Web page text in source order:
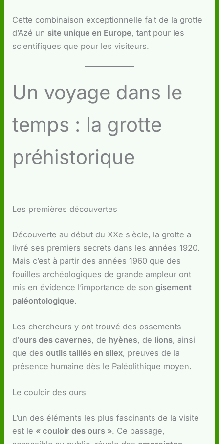
Cette combinaison exceptionnelle fait de la grotte
d’Azé un site unique en Europe, tant pour les
scientifiques que pour les visiteurs.
Un voyage dans le
temps : la grotte
préhistorique
Les premières découvertes
Découverte au début du XXe siècle, la grotte a
livré ses premiers secrets dans les années 1920.
Mais c’est à partir des années 1960 que des
fouilles archéologiques de grande ampleur ont
mis en évidence l’importance de songisement
paléontologique.
Les chercheurs y ont trouvé des ossements
d’ours des cavernes, de hyènes, de lions, ainsi
que desoutils taillés en silex, preuves de la
présence humaine dès le Paléolithique moyen.
Le couloir des ours
L’un des éléments les plus fascinants de la visite
est le « couloir des ours ». Ce passage,